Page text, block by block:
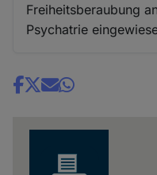
Freiheitsberaubung
Psychatrie
Share